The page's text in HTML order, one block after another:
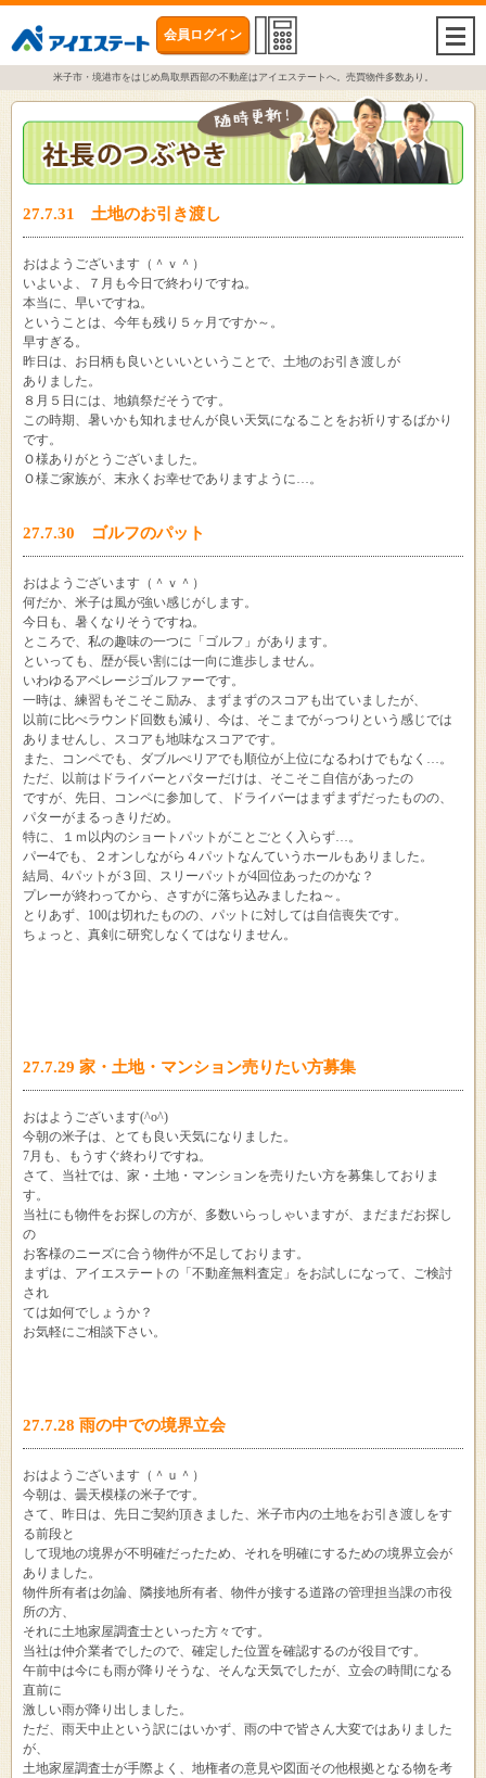
会員ログイン
米子市・境港市をはじめ鳥取県西部の不動産はアイエステートへ。売買物件多数あり。
27.7.31 土地のお引き渡し
おはようございます（＾ｖ＾）
いよいよ、７月も今日で終わりですね。
本当に、早いですね。
ということは、今年も残り５ヶ月ですか～。
早すぎる。
昨日は、お日柄も良いといいということで、土地のお引き渡しが
ありました。
８月５日には、地鎮祭だそうです。
この時期、暑いかも知れませんが良い天気になることをお祈りするばかり
です。
Ｏ様ありがとうございました。
Ｏ様ご家族が、末永くお幸せでありますように…。
27.7.30 ゴルフのパット
おはようございます（＾ｖ＾）
何だか、米子は風が強い感じがします。
今日も、暑くなりそうですね。
ところで、私の趣味の一つに「ゴルフ」があります。
といっても、歴が長い割には一向に進歩しません。
いわゆるアベレージゴルファーです。
一時は、練習もそこそこ励み、まずまずのスコアも出ていましたが、
以前に比べラウンド回数も減り、今は、そこまでがっつりという感じでは
ありませんし、スコアも地味なスコアです。
また、コンペでも、ダブルぺリアでも順位が上位になるわけでもなく…。
ただ、以前はドライバーとパターだけは、そこそこ自信があったの
ですが、先日、コンペに参加して、ドライバーはまずまずだったものの、
パターがまるっきりだめ。
特に、１ｍ以内のショートパットがことごとく入らず…。
パー4でも、２オンしながら４パットなんていうホールもありました。
結局、4パットが３回、スリーパットが4回位あったのかな？
プレーが終わってから、さすがに落ち込みましたね～。
とりあず、100は切れたものの、パットに対しては自信喪失です。
ちょっと、真剣に研究しなくてはなりません。
27.7.29 家・土地・マンション売りたい方募集
おはようございます(^o^)
今朝の米子は、とても良い天気になりました。
7月も、もうすぐ終わりですね。
さて、当社では、家・土地・マンションを売りたい方を募集しておりま
す。
当社にも物件をお探しの方が、多数いらっしゃいますが、まだまだお探し
の
お客様のニーズに合う物件が不足しております。
まずは、アイエステートの「不動産無料査定」をお試しになって、ご検討
され
ては如何でしょうか？
お気軽にご相談下さい。
27.7.28 雨の中での境界立会
おはようございます（＾ｕ＾）
今朝は、曇天模様の米子です。
さて、昨日は、先日ご契約頂きました、米子市内の土地をお引き渡しをす
る前段と
して現地の境界が不明確だったため、それを明確にするための境界立会が
ありました。
物件所有者は勿論、隣接地所有者、物件が接する道路の管理担当課の市役
所の方、
それに土地家屋調査士といった方々です。
当社は仲介業者でしたので、確定した位置を確認するのが役目です。
午前中は今にも雨が降りそうな、そんな天気でしたが、立会の時間になる
直前に
激しい雨が降り出しました。
ただ、雨天中止という訳にはいかず、雨の中で皆さん大変ではありました
が、
土地家屋調査士が手際よく、地権者の意見や図面その他根拠となる物を考